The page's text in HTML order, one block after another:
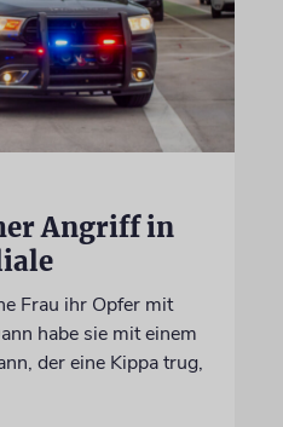
Angriff in
Frau ihr Opfer mit
habe sie mit einem
der eine Kippa trug,